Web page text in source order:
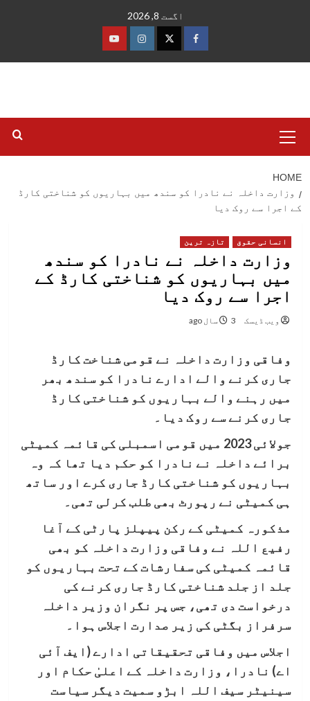
اگست 8, 2026
فیس
ٹوئٹرانسٹاگرام
یوٹیوب
Menu
HOME
وزارت داخلہ نے نادرا کو سندھ میں بہاریوں کو شناختی کارڈ
کے اجرا سے روک دیا
انسانی حقوق تازہ ترین
وزارت داخلہ نے نادرا کو سندھ
میں بہاریوں کو شناختی کارڈ کے
اجرا سے روک دیا
ویب ڈیسک 3 سال ago
وفاقی وزارت داخلہ نے قومی شناخت کارڈ
جاری کرنے والے ادارے نادرا کو سندھ بھر
میں رہنے والے بہاریوں کو شناختی کارڈ
جاری کرنے سے روک دیا۔
جولائی 2023 میں قومی اسمبلی کی قائمہ کمیٹی
برائے داخلہ نے نادرا کو حکم دیا تھا کہ وہ
بہاریوں کو شناختی کارڈ جاری کرے اور ساتھ
ہی کمیٹی نے رپورٹ بھی طلب کرلی تھی۔
مذکورہ کمیٹی کے رکن پیپلز پارٹی کے آغا
رفیع اللہ نے وفاقی وزارت داخلہ کو بھی
قائمہ کمیٹی کی سفارشات کے تحت بہاریوں کو
جلد از جلد شناختی کارڈ جاری کرنے کی
درخواست دی تھی، جس پر نگران وزیر داخلہ
سرفراز بگٹی کی زیر صدارت اجلاس ہوا۔
اجلاس میں وفاقی تحقیقاتی ادارے (ایف آئی
اے) نادرا، وزارت داخلہ کے اعلیٰ حکام اور
سینیٹر سیف اللہ ابڑو سمیت دیگر سیاست